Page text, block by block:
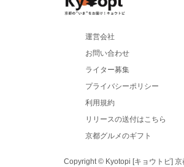
運営会社
お問い合わせ
ライター募集
プライバシーポリシー
利用規約
リリースの送付はこちら
京都グルメのギフト
Copyright © Kyotopi [キョウトピ] 京